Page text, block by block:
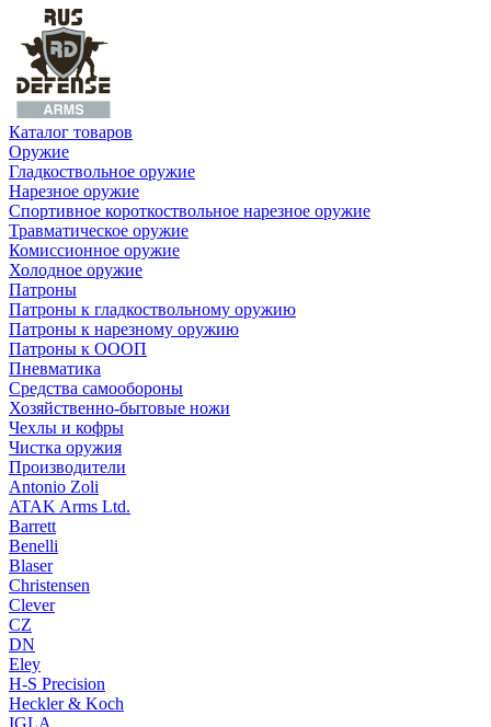
Каталог товаров
Оружие
Гладкоствольное оружие
Нарезное оружие
Спортивное короткоствольное нарезное оружие
Травматическое оружие
Комиссионное оружие
Холодное оружие
Патроны
Патроны к гладкоствольному оружию
Патроны к нарезному оружию
Патроны к ОООП
Пневматика
Средства самообороны
Хозяйственно-бытовые ножи
Чехлы и кофры
Чистка оружия
Производители
Antonio Zoli
ATAK Arms Ltd.
Barrett
Benelli
Blaser
Christensen
Clever
CZ
DN
Eley
H-S Precision
Heckler & Koch
IGLA